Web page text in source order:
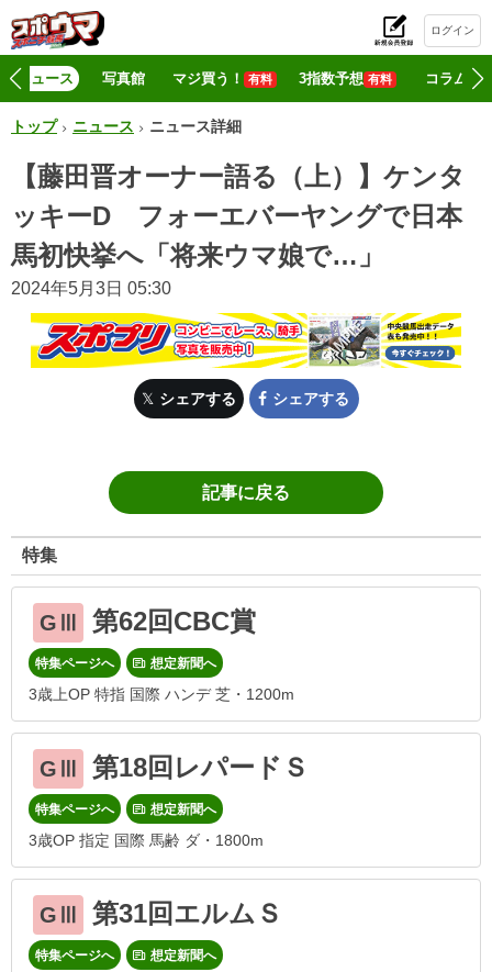
ログイン
ニュース 写真館 マジ買う！ 有料 3指数予想 有料 コラム
トップ ニュース ニュース詳細
【藤田晋オーナー語る（上）】ケンタ
ッキーD フォーエバーヤングで日本
馬初快挙へ「将来ウマ娘で…」
2024年5月3日 05:30
シェアする シェアする
記事に戻る
特集
GⅢ 第62回CBC賞
特集ページへ 想定新聞へ
3歳上OP 特指 国際 ハンデ 芝・1200m
GⅢ 第18回レパードＳ
特集ページへ 想定新聞へ
3歳OP 指定 国際 馬齢 ダ・1800m
GⅢ 第31回エルムＳ
特集ページへ 想定新聞へ